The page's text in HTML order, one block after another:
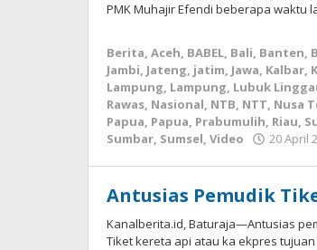
PMK Muhajir Efendi beberapa waktu
Berita, Aceh, BABEL, Bali, Banten,
Jambi, Jateng, jatim, Jawa, Kalbar,
Lampung, Lampung, Lubuk
Rawas, Nasional, NTB, NTT, Nusa
Papua, Papua, Prabumulih, Riau,
Sumbar, Sumsel, Video 20 April
Antusias Pemudik
Kanalberita.id, Baturaja—Antusias
Tiket kereta api atau ka ekpres